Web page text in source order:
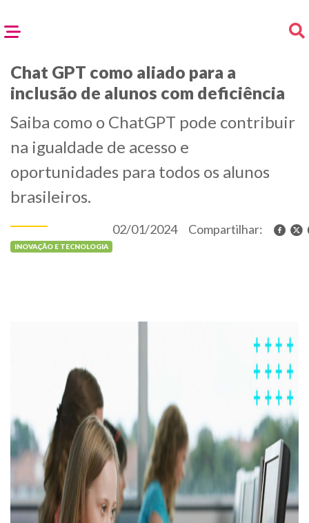
Chat GPT como aliado para a
inclusão de alunos com deficiência
Saiba como o ChatGPT pode contribuir
na igualdade de acesso e
oportunidades para todos os alunos
brasileiros.
INOVAÇÃO E TECNOLOGIA
02/01/2024 Compartilhar: